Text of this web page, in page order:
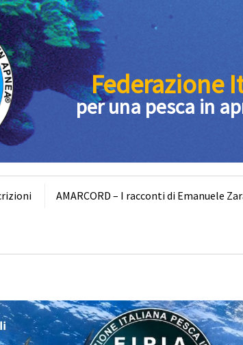
AMARCORD – I racconti di Emanuele
Federazione
per una pesca in